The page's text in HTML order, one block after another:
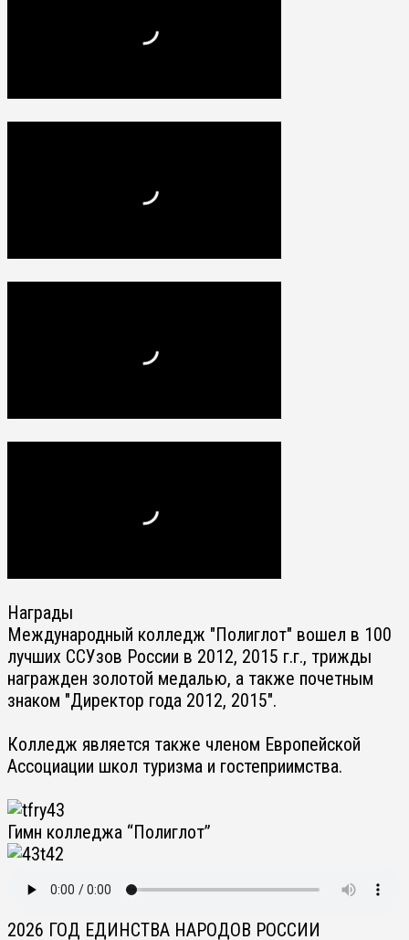
Награды
Международный колледж "Полиглот" вошел в 100
лучших ССУзов России в 2012, 2015 г.г., трижды
награжден золотой медалью, а также почетным
знаком "Директор года 2012, 2015".
Колледж является также членом Европейской
Ассоциации школ туризма и гостеприимства.
Гимн колледжа “Полиглот”
2026 ГОД ЕДИНСТВА НАРОДОВ РОССИИ